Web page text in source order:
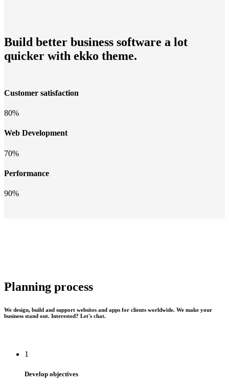
Build better business software a lot
quicker with ekko theme.
Customer satisfaction
80%
Web Development
70%
Performance
90%
Planning process
We design, build and support websites and apps for clients worldwide. We make your
business stand out. Interested? Let's chat.
1
Develop objectives